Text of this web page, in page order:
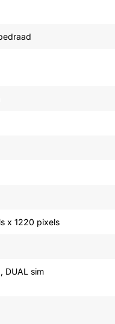
x 1220 pixels
DUAL sim